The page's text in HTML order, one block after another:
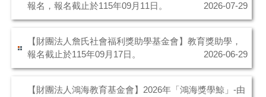
報名，報名截止於115年09月11日。
2026-07-29
【財團法人詹氏社會福利獎助學基金會】教育獎助學，
報名截止於115年09月17日。
2026-06-29
【財團法人鴻海教育基金會】2026年「鴻海獎學鯨」-由